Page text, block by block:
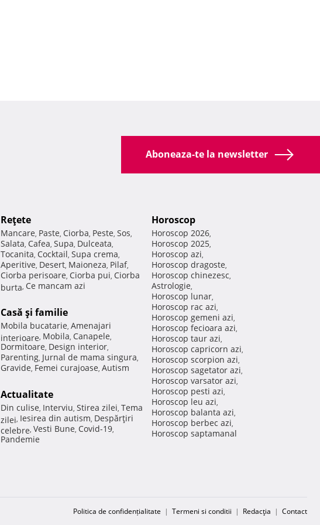
Aboneaza-te la newsletter
Reţete
Mancare, Paste, Ciorba, Peste, Sos,
Salata, Cafea, Supa, Dulceata,
Tocanita, Cocktail, Supa crema,
Aperitive, Desert, Maioneza, Pilaf,
Ciorba perisoare, Ciorba pui, Ciorba
burta, Ce mancam azi
Casă şi familie
Mobila bucatarie, Amenajari
interioare, Mobila, Canapele,
Dormitoare, Design interior,
Parenting, Jurnal de mama singura,
Gravide, Femei curajoase, Autism
Actualitate
Din culise, Interviu, Stirea zilei, Tema
zilei, Iesirea din autism, Despărţiri
celebre, Vesti Bune, Covid-19,
Pandemie
Horoscop
Horoscop 2026,
Horoscop 2025,
Horoscop azi,
Horoscop dragoste,
Horoscop chinezesc,
Astrologie,
Horoscop lunar,
Horoscop rac azi,
Horoscop gemeni azi,
Horoscop fecioara azi,
Horoscop taur azi,
Horoscop capricorn azi,
Horoscop scorpion azi,
Horoscop sagetator azi,
Horoscop varsator azi,
Horoscop pesti azi,
Horoscop leu azi,
Horoscop balanta azi,
Horoscop berbec azi,
Horoscop saptamanal
Politica de confidențialitate | Termeni si conditii | Redacţia | Contact